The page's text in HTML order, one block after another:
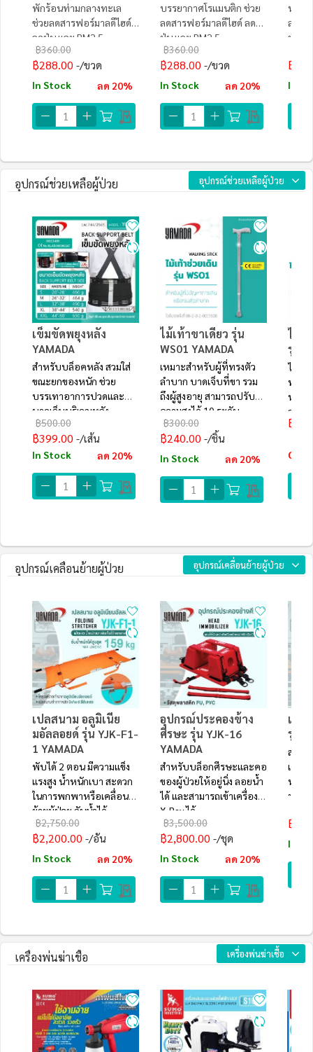
พักร้อนท่ามกลางทะเล
ช่วยลดสารฟอร์มาลดีไฮด์
ลดฝุ่น และ PM2.5
฿360.00
฿288.00 /ขวด
In Stock ลด 20%
บรรยากาศโรแมนติก ช่วย
ลดสารฟอร์มาลดีไฮด์ ลด
ฝุ่น และ PM2.5
฿360.00
฿288.00 /ขวด
In Stock ลด 20%
หวา
ลดสา
ฝุ่น แ
฿
In
อุปกรณ์ช่วยเหลือผู้ป่วย อุปกรณ์ช่วยเหลือผู้ป่วย
เข็มขัดพยุงหลัง
YAMADA
สำหรับบล็อคหลัง สวมใส่
ขณะยกของหนัก ช่วย
บรรเทาอาการปวดและ
บาดเจ็บบริเวณหลัง
฿500.00
฿399.00 /เส้น
In Stock ลด 20%
ไม้เท้าขาเดียว รุ่น
WS01 YAMADA
เหมาะสำหรับผู้ที่ทรงตัว
ลำบาก บาดเจ็บที่ขา รวม
ถึงผู้สูงอายุ สามารถปรับ
ความสูงได้ 10 ระดับ
฿300.00
฿240.00 /ชิ้น
In Stock ลด 20%
ไม้เ
รุ่น
ไม้เท้
พาส
หรือ
การเ
฿
Out
อุปกรณ์เคลื่อนย้ายผู้ป่วย อุปกรณ์เคลื่อนย้ายผู้ป่วย
เปลสนาม อลูมิเนีย
มอัลลอยด์ รุ่น YJK-F1-
1 YAMADA
พับได้ 2 ตอน มีความแข็ง
แรงสูง น้ำหนักเบา สะดวก
ในการพกพาหรือเคลื่อน
ย้ายผู้ป่วย กันน้ำได้
฿2,750.00
฿2,200.00 /อัน
In Stock ลด 20%
อุปกรณ์ประคองข้าง
ศีรษะ รุ่น YJK-16
YAMADA
สำหรับบล็อกศีรษะและคอ
ของผู้ป่วยให้อยู่นิ่ง ลอยน้ำ
ได้ และสามารถเข้าเครื่อง
X-Ray ได้
฿3,500.00
฿2,800.00 /ชุด
In Stock ลด 20%
แผ่น
รุ่น
สำหรั
เคลื่อ
หนักเ
ผ่านรั
฿
In
เครื่องพ่นฆ่าเชื้อ เครื่องพ่นฆ่าเชื้อ